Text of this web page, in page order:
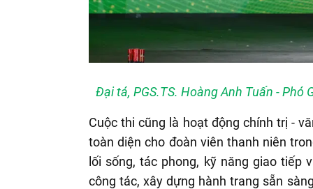
Đại tá, PGS.TS. Hoàng Anh Tuấn - Phó
Cuộc thi cũng là hoạt động chính trị -
toàn diện cho đoàn viên thanh niên
lối sống, tác phong, kỹ năng giao tiếp
công tác, xây dựng hành trang sẵn